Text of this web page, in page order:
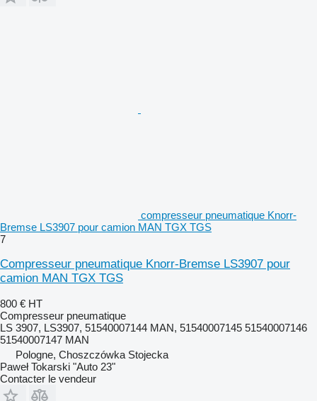
compresseur pneumatique Knorr-
Bremse LS3907 pour camion MAN TGX TGS
7
Compresseur pneumatique Knorr-Bremse LS3907 pour
camion MAN TGX TGS
800 € HT
Compresseur pneumatique
LS 3907, LS3907, 51540007144 MAN, 51540007145 51540007146
51540007147 MAN
Pologne, Choszczówka Stojecka
Paweł Tokarski "Auto 23"
Contacter le vendeur